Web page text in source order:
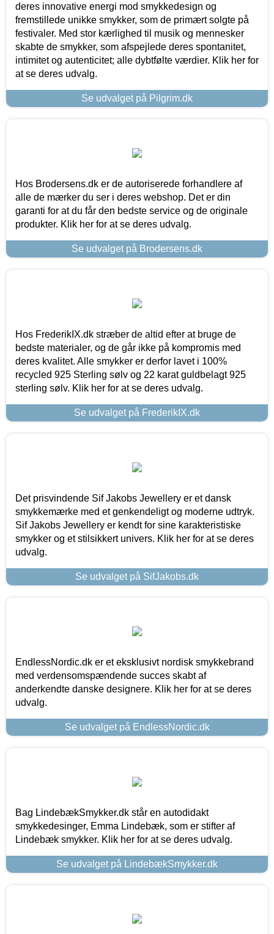
deres innovative energi mod smykkedesign og
fremstillede unikke smykker, som de primært solgte på
festivaler. Med stor kærlighed til musik og mennesker
skabte de smykker, som afspejlede deres spontanitet,
intimitet og autenticitet; alle dybtfølte værdier. Klik her for
at se deres udvalg.
Se udvalget på Pilgrim.dk
Hos Brodersens.dk er de autoriserede forhandlere af
alle de mærker du ser i deres webshop. Det er din
garanti for at du får den bedste service og de originale
produkter. Klik her for at se deres udvalg.
Se udvalget på Brodersens.dk
Hos FrederikIX.dk stræber de altid efter at bruge de
bedste materialer, og de går ikke på kompromis med
deres kvalitet. Alle smykker er derfor lavet i 100%
recycled 925 Sterling sølv og 22 karat guldbelagt 925
sterling sølv. Klik her for at se deres udvalg.
Se udvalget på FrederikIX.dk
Det prisvindende Sif Jakobs Jewellery er et dansk
smykkemærke med et genkendeligt og moderne udtryk.
Sif Jakobs Jewellery er kendt for sine karakteristiske
smykker og et stilsikkert univers. Klik her for at se deres
udvalg.
Se udvalget på SifJakobs.dk
EndlessNordic.dk er et eksklusivt nordisk smykkebrand
med verdensomspændende succes skabt af
anderkendte danske designere. Klik her for at se deres
udvalg.
Se udvalget på EndlessNordic.dk
Bag LindebækSmykker.dk står en autodidakt
smykkedesinger, Emma Lindebæk, som er stifter af
Lindebæk smykker. Klik her for at se deres udvalg.
Se udvalget på LindebækSmykker.dk